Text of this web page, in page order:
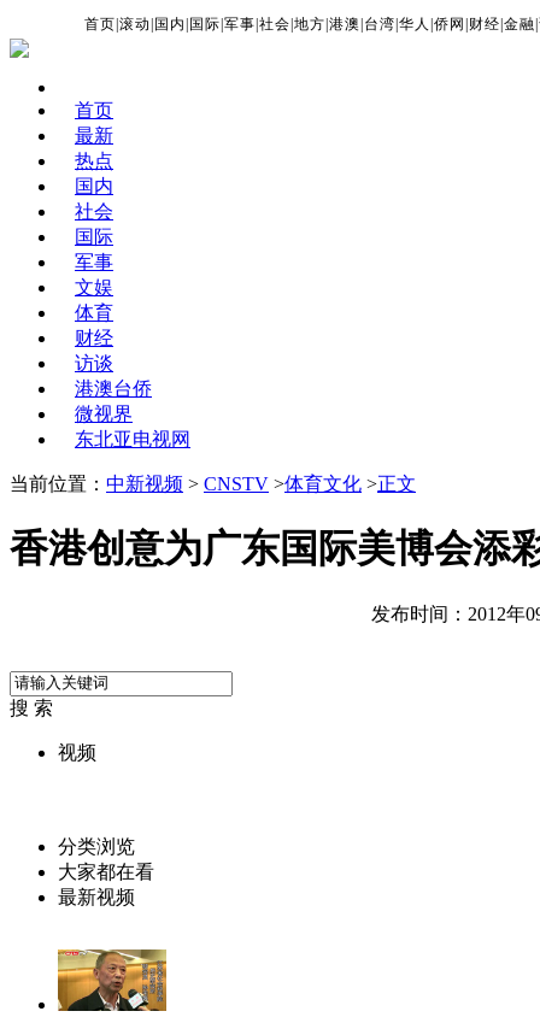
首页 |滚动 国内 国际 |军事 |社会 |地方 |港澳 台湾 |华人 |侨网 财经 |金融 |
首页
最新
热点
国内
社会
国际
军事
文娱
体育
财经
访谈
港澳台侨
微视界
东北亚电视网
当前位置： 中新视频 > CNSTV >体育文化 >正文
香港创意为广东国际美博会添
发布时间：2012年
搜 索
视频
分类浏览
大家都在看
最新视频